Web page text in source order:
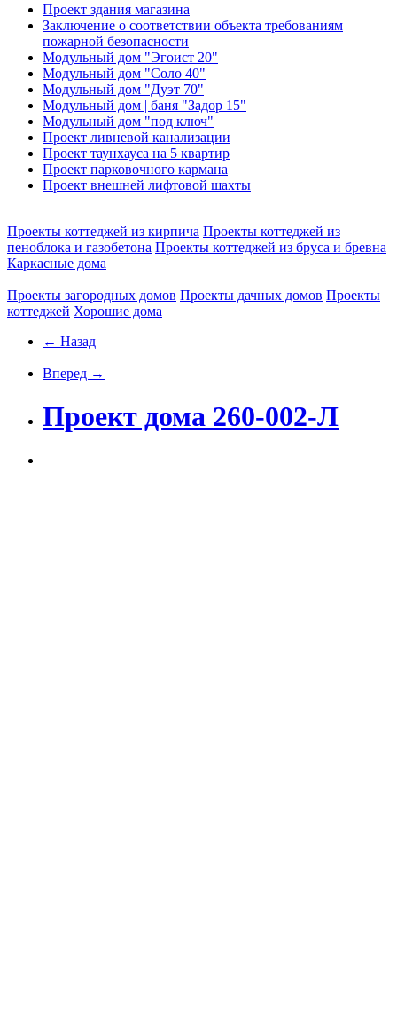
Проект здания магазина
Заключение о соответствии объекта требованиям
пожарной безопасности
Модульный дом "Эгоист 20"
Модульный дом "Соло 40"
Модульный дом "Дуэт 70"
Модульный дом | баня "Задор 15"
Модульный дом "под ключ"
Проект ливневой канализации
Проект таунхауса на 5 квартир
Проект парковочного кармана
Проект внешней лифтовой шахты
Проекты коттеджей из кирпича Проекты коттеджей из
пеноблока и газобетона Проекты коттеджей из бруса и бревна
Каркасные дома
Проекты загородных домов Проекты дачных домов Проекты
коттеджей Хорошие дома
← Назад
Вперед →
Проект дома 260-002-Л